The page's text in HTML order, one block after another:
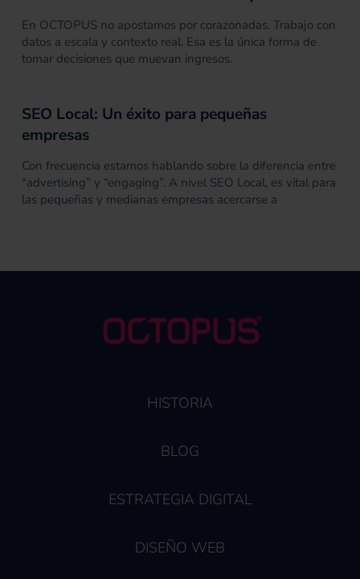
En OCTOPUS no apostamos por corazonadas. Trabajo con
datos a escala y contexto real. Esa es la única forma de
tomar decisiones que muevan ingresos.
SEO Local: Un éxito para pequeñas
empresas
Con frecuencia estamos hablando sobre la diferencia entre
“advertising” y “engaging”. A nivel SEO Local, es vital para
las pequeñas y medianas empresas acercarse a
HISTORIA
BLOG
ESTRATEGIA DIGITAL
DISEÑO WEB